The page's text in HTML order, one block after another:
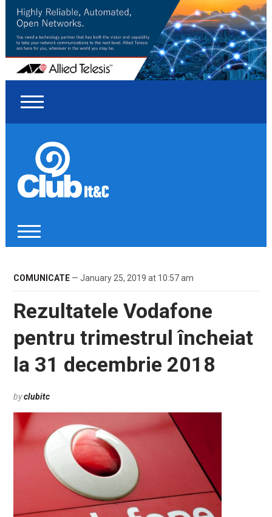
COMUNICATE— January 25, 2019 at 10:57 am
Rezultatele Vodafone
pentru trimestrul încheiat
la 31 decembrie 2018
byclubitc